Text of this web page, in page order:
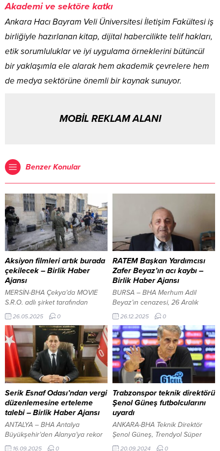
Akademi ve sektöre katkı
Ankara Hacı Bayram Veli Üniversitesi İletişim Fakültesi iş
birliğiyle hazırlanan kitap, dijital habercilikte telif hakları,
etik sorumluluklar ve iyi uygulama örneklerini bütüncül
bir yaklaşımla ele alarak hem akademik çevrelere hem
de medya sektörüne önemli bir kaynak sunuyor.
MOBİL REKLAM ALANI
Benzer Konular
Aksiyon filmleri artık burada
çekilecek – Birlik Haber
Ajansı
MERSİN-BHA Çekya’da MOVIE
S.R.O. adlı şirket tarafından
finanse edilen ve Ortadoğu’daki
kriz bölgelerinde faaliyet
gösteren bir grup ajanın
görevleri gereği hem kendi, hem
de masum sivillerin hayatlarını
etkileyebilecek kararlar vermek
zorunda kalmalarını konu alan ve
ikinci sezonu çekilen “Kurtarıcılar-
2” (The Extractors II) adlı 6
bölümlük dizi filmin çekimleri,
Mersin Sinema...
26.05.2025 0
RATEM Başkan Yardımcısı
Zafer Beyaz’ın acı kaybı –
Birlik Haber Ajansı
BURSA – BHA Merhum Adil
Beyaz’ın cenazesi, 26 Aralık
Cuma günü Mustafa Kemalpaşa
Sırmalar Camii’nde Cuma
namazının ardından kılınacak
cenaze namazı sonrası toprağa
verilecek. Adil Beyaz’a Allah’tan
rahmet; Zafer Beyaz başta olmak
üzere ailesine, yakınlarına ve
sevenlerine sabır ve başsağlığı
diliyoruz.
26.12.2025 0
Serik Esnaf Odası’ndan vergi
düzenlemesine erteleme
talebi – Birlik Haber Ajansı
ANTALYA – BHA Antalya
Büyükşehir’den Alanya’ya rekor
altyapı yatırımı İçeriği Görüntüle
16.09.2025 0
Trabzonspor teknik direktörü
Şenol Güneş futbolcularını
uyardı
ANKARA-BHA Teknik Direktör
Şenol Güneş, Trendyol Süper
Lig’in ertelenen 3. haftasında
20.09.2024 0